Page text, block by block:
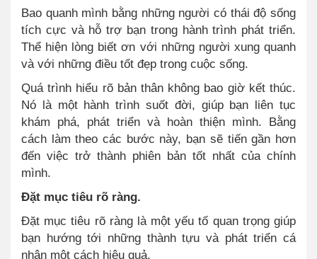
Bao quanh mình bằng những người có thái độ sống
tích cực và hỗ trợ bạn trong hành trình phát triển.
Thể hiện lòng biết ơn với những người xung quanh
và với những điều tốt đẹp trong cuộc sống.
Quá trình hiểu rõ bản thân không bao giờ kết thúc.
Nó là một hành trình suốt đời, giúp bạn liên tục
khám phá, phát triển và hoàn thiện mình. Bằng
cách làm theo các bước này, bạn sẽ tiến gần hơn
đến việc trở thành phiên bản tốt nhất của chính
mình.
Đặt mục tiêu rõ ràng.
Đặt mục tiêu rõ ràng là một yếu tố quan trọng giúp
bạn hướng tới những thành tựu và phát triển cá
nhân một cách hiệu quả.